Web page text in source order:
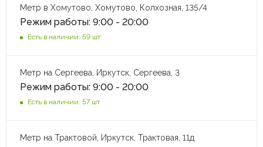
Метр в Хомутово, Хомутово, Колхозная, 135/4
Режим работы: 9:00 - 20:00
Есть в наличии: 59 шт
Метр на Сергеева, Иркутск, Сергеева, 3
Режим работы: 9:00 - 20:00
Есть в наличии: 57 шт
Метр на Трактовой, Иркутск, Трактовая, 11д